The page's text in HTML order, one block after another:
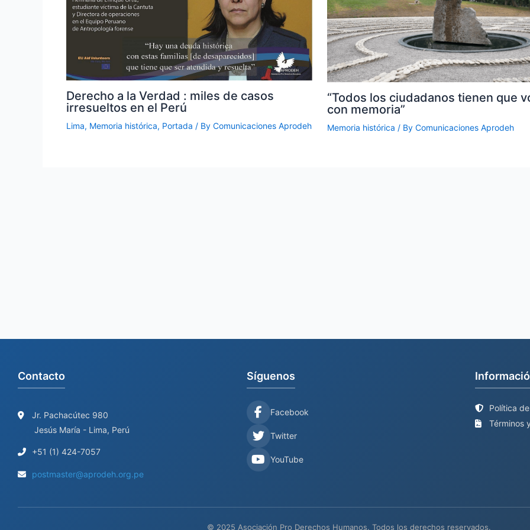
Derecho a la Verdad : miles de casos
irresueltos en el Perú
Lima, Memoria histórica, Portada / By Comunicaciones Aprodeh
“Todos los ciudadanos tienen que
con memoria”
Memoria histórica / By Comunicaciones Aprodeh
Contacto
Jr. Pachacútec 980
Jesús María - Lima, Perú
+51 (1) 424-7057
postmaster@aprodeh.org.pe
Síguenos
Facebook
Twitter
YouTube
Política
Términos
© 2025 Asociación Pro Derechos Humanos. Todos los derechos reservados.